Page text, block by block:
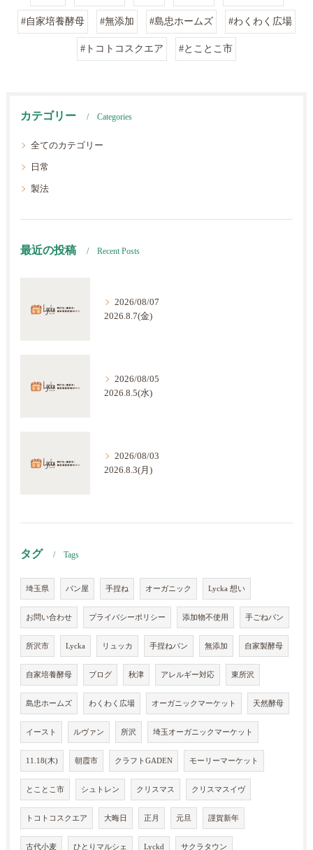
#自家培養酵母 #無添加 #島忠ホームズ #わくわく広場
#トコトコスクエア #とことこ市
カテゴリー Categories
全てのカテゴリー
日常
製法
最近の投稿 Recent Posts
2026/08/07
2026.8.7(金)
2026/08/05
2026.8.5(水)
2026/08/03
2026.8.3(月)
タグ Tags
埼玉県 パン屋 手捏ね オーガニック Lycka 想い
お問い合わせ プライバシーポリシー 添加物不使用 手ごねパン
所沢市 Lycka リュッカ 手捏ねパン 無添加 自家製酵母
自家培養酵母 ブログ 秋津 アレルギー対応 東所沢
島忠ホームズ わくわく広場 オーガニックマーケット 天然酵母
イースト ルヴァン 所沢 埼玉オーガニックマーケット
11.18(木) 朝霞市 クラフトGADEN モーリーマーケット
とことこ市 シュトレン クリスマス クリスマスイヴ
トコトコスクエア 大晦日 正月 元旦 謹賀新年
古代小麦 ひとりマルシェ Lyckd サクラタウン